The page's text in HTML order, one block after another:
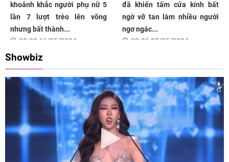
khoảnh khắc người phụ nữ 5
lần 7 lượt trèo lên võng
nhưng bất thành...
08:00 11/05/2024
đã khiến tấm cửa kính bất
ngờ vỡ tan làm nhiều người
ngơ ngác...
09:06 03/05/2024
Showbiz